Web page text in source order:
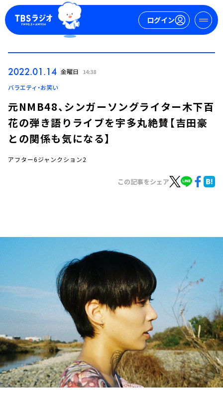
ログイン
ログイン
イベント・グッズ
会社情報
2022.01.14 金曜日 14:38
バラエティ・お笑い
元NMB48、シンガーソングライター木下百
花の弾き語りライブを宇多丸絶賛【吉田豪
との関係も気になる】
アフター6ジャンクション2
この記事をシェア